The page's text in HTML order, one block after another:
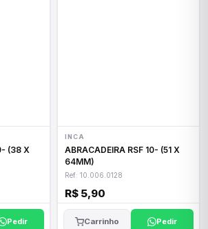
Pedir
INCA
ABRACADEIRA RSF 10- (51 X
64MM)
Ref: 10.006.0128
R$ 5,90
Carrinho Pedir